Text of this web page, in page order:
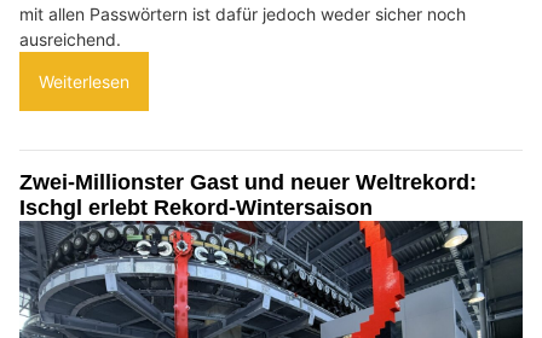
mit allen Passwörtern ist dafür jedoch weder sicher noch
ausreichend.
Weiterlesen
Zwei-Millionster Gast und neuer Weltrekord:
Ischgl erlebt Rekord-Wintersaison